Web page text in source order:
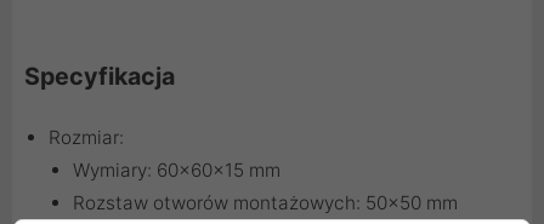
Specyfikacja
Rozmiar:
Wymiary: 60x60x15 mm
Rozstaw otworów montażowych: 50x50 mm